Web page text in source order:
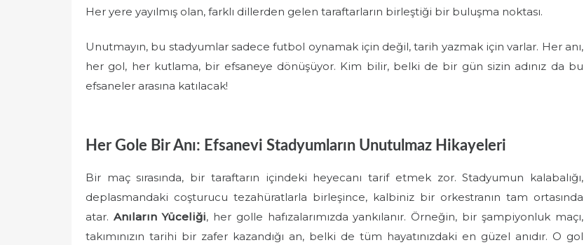
Her yere yayılmış olan, farklı dillerden gelen taraftarların birleştiği bir buluşma noktası.
Unutmayın, bu stadyumlar sadece futbol oynamak için değil, tarih yazmak için varlar. Her anı,
her gol, her kutlama, bir efsaneye dönüşüyor. Kim bilir, belki de bir gün sizin adınız da bu
efsaneler arasına katılacak!
Her Gole Bir Anı: Efsanevi Stadyumların Unutulmaz Hikayeleri
Bir maç sırasında, bir taraftarın içindeki heyecanı tarif etmek zor. Stadyumun kalabalığı,
deplasmandaki coşturucu tezahüratlarla birleşince, kalbiniz bir orkestranın tam ortasında
atar. Anıların Yüceliği, her golle hafızalarımızda yankılanır. Örneğin, bir şampiyonluk maçı,
takımınızın tarihi bir zafer kazandığı an, belki de tüm hayatınızdaki en güzel anıdır. O gol